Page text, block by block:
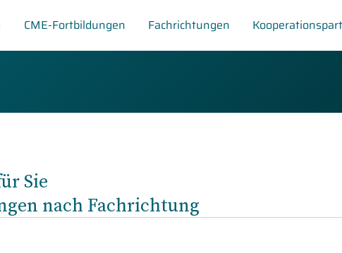
CME-Fortbildungen Fachrichtungen
Sie
nach Fachrichtung